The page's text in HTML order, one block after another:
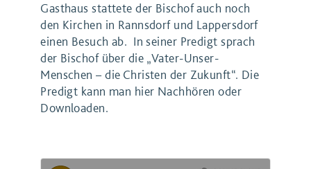
Gasthaus stattete der Bischof auch noch
den Kirchen in Rannsdorf und Lappersdorf
einen Besuch ab. In seiner Predigt sprach
der Bischof über die „Vater-Unser-
Menschen – die Christen der Zukunft“. Die
Predigt kann man hier Nachhören oder
Downloaden.